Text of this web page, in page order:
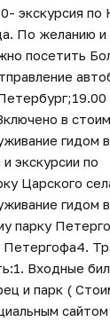
экскурсия
По желанию и
посетить
в
гидом
экскурсии по
Царского
гидом
парку
Петергофа4.
Входные
и парк (